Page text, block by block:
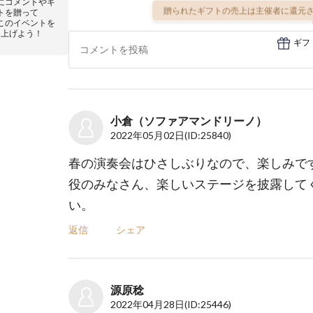
を贈って
のイベントを
げよう！
贈られたギフトの売上は主催者に還元
ギフ
小倉（ソファアマンドリーノ）
2022年05月02日(ID:25840)
春の演奏会はひさしぶりなので、楽しみで
役のみなさん、楽しいステージを披露して
い。
返信 シェア
源原稔
2022年04月28日(ID:25446)